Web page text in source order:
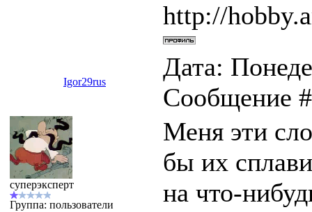
http://
Igor29rus
Дата:
Сообщение
суперэксперт
Группа: пользователи
Меня эти
бы их
на что-